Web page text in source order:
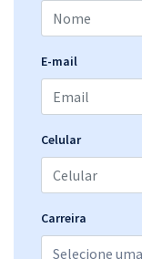
E-mail
Celular
Carreira